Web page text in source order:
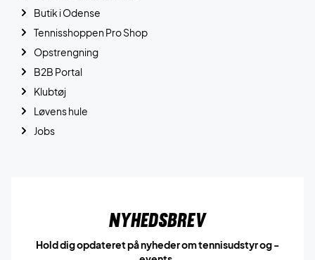
Butik i Odense
Tennisshoppen Pro Shop
Opstrengning
B2B Portal
Klubtøj
Løvens hule
Jobs
Nyhedsbrev
Hold dig opdateret på nyheder om tennisudstyr og -